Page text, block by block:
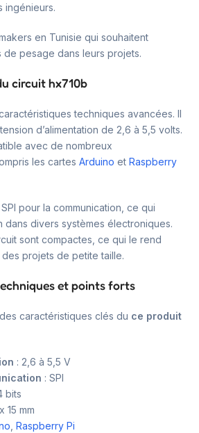
ingénieurs.
en Tunisie qui souhaitent
pesage dans leurs projets.
circuit hx710b
techniques avancées. Il
d’alimentation de 2,6 à 5,5 volts.
avec de nombreux
les cartes Arduino et Raspberry
pour la communication, ce qui
dans divers systèmes électroniques.
sont compactes, ce qui le rend
projets de petite taille.
et points forts
caractéristiques clés du ce produit
: 2,6 à 5,5 V
: SPI
bits
15 mm
Raspberry Pi